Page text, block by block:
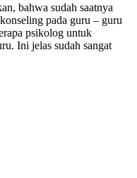
bahwa sudah saatnya
pada guru – guru
psikolog untuk
Ini jelas sudah sangat